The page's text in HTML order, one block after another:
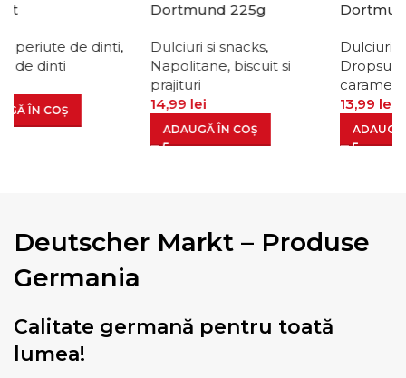
de dinti,
COȘ
Dortmund 225g
Dulciuri si snacks,
Napolitane, biscuit si
prajituri
14,99lei
ADAUGĂ ÎN COȘ
Dortmund
Dulciuri si
Dropsuri,
caramele
13,99lei
ADAUGĂ ÎN
Deutscher Markt – Produse
Germania
Calitate germană pentru toată
lumea!